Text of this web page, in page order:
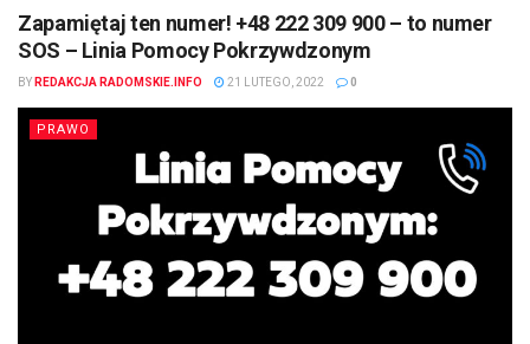
Zapamiętaj ten numer! +48 222 309 900 – to numer
SOS – Linia Pomocy Pokrzywdzonym
BY REDAKCJA RADOMSKIE.INFO 21 LUTEGO, 2022 0
PRAWO